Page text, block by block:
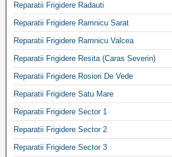
Reparatii Frigidere Radauti
Reparatii Frigidere Ramnicu Sarat
Reparatii Frigidere Ramnicu Valcea
Reparatii Frigidere Resita (Caras Severin)
Reparatii Frigidere Rosiori De Vede
Reparatii Frigidere Satu Mare
Reparatii Frigidere Sector 1
Reparatii Frigidere Sector 2
Reparatii Frigidere Sector 3